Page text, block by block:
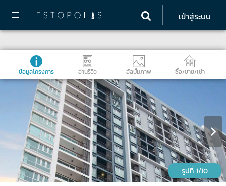
เข้าสู่ระบบ
ข้อมูลโครงการ อ่านรีวิว อัลบั้มภาพ ซื้อ/ขาย/เช่า
1/10